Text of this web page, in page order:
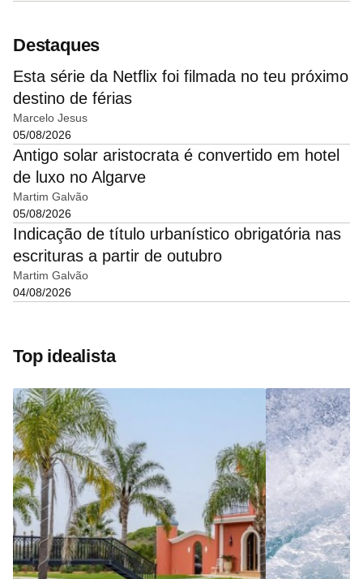
Destaques
Esta série da Netflix foi filmada no teu próximo
destino de férias
Marcelo Jesus
05/08/2026
Antigo solar aristocrata é convertido em hotel
de luxo no Algarve
Martim Galvão
05/08/2026
Indicação de título urbanístico obrigatória nas
escrituras a partir de outubro
Martim Galvão
04/08/2026
Top idealista